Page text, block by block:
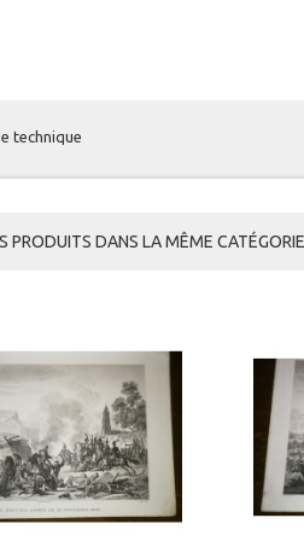
technique
PRODUITS DANS LA MÊME